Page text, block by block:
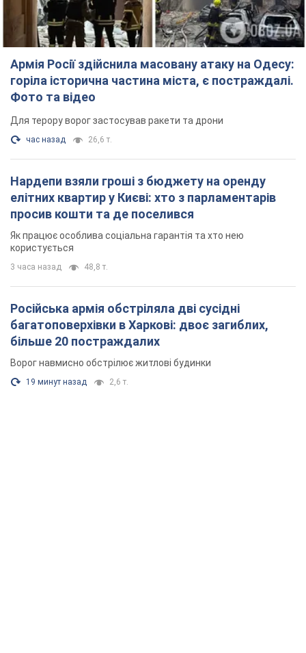
Армія Росії здійснила масовану атаку на Одесу:
горіла історична частина міста, є постраждалі.
Фото та відео
Для терору ворог застосував ракети та дрони
час назад 26,6 т.
Нардепи взяли гроші з бюджету на оренду
елітних квартир у Києві: хто з парламентарів
просив кошти та де поселився
Як працює особлива соціальна гарантія та хто нею
користується
3 часа назад 48,8 т.
Російська армія обстріляла дві сусідні
багатоповерхівки в Харкові: двоє загиблих,
більше 20 постраждалих
Ворог навмисно обстрілює житлові будинки
19 минут назад 2,6 т.